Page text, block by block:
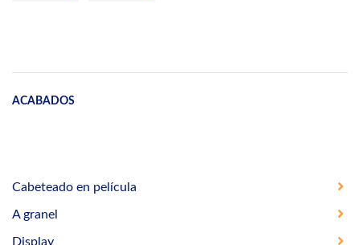
ACABADOS
Cabeteado en película
A granel
Display